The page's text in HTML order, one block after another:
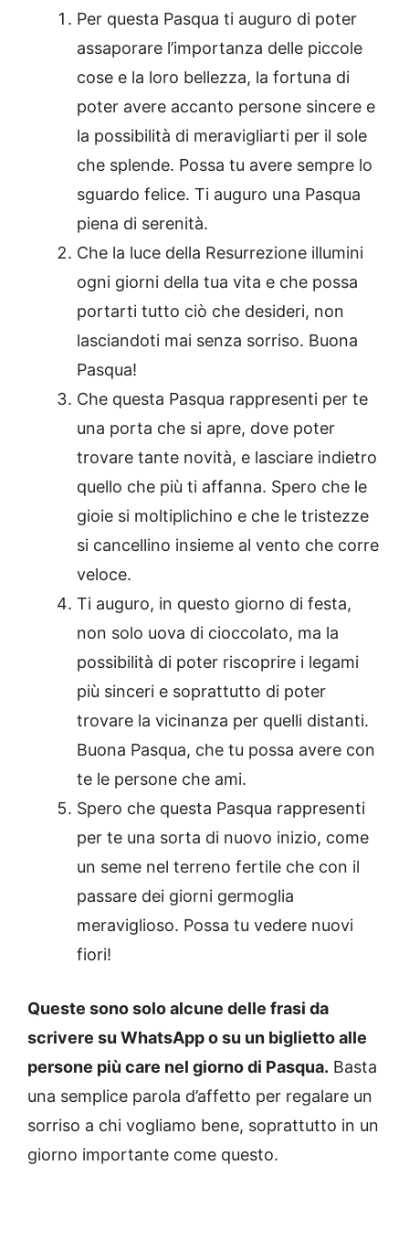
Per questa Pasqua ti auguro di poter
assaporare l’importanza delle piccole
cose e la loro bellezza, la fortuna di
poter avere accanto persone sincere e
la possibilità di meravigliarti per il sole
che splende. Possa tu avere sempre lo
sguardo felice. Ti auguro una Pasqua
piena di serenità.
Che la luce della Resurrezione illumini
ogni giorni della tua vita e che possa
portarti tutto ciò che desideri, non
lasciandoti mai senza sorriso. Buona
Pasqua!
Che questa Pasqua rappresenti per te
una porta che si apre, dove poter
trovare tante novità, e lasciare indietro
quello che più ti affanna. Spero che le
gioie si moltiplichino e che le tristezze
si cancellino insieme al vento che corre
veloce.
Ti auguro, in questo giorno di festa,
non solo uova di cioccolato, ma la
possibilità di poter riscoprire i legami
più sinceri e soprattutto di poter
trovare la vicinanza per quelli distanti.
Buona Pasqua, che tu possa avere con
te le persone che ami.
Spero che questa Pasqua rappresenti
per te una sorta di nuovo inizio, come
un seme nel terreno fertile che con il
passare dei giorni germoglia
meraviglioso. Possa tu vedere nuovi
fiori!
Queste sono solo alcune delle frasi da
scrivere su WhatsApp o su un biglietto alle
persone più care nel giorno di Pasqua. Basta
una semplice parola d’affetto per regalare un
sorriso a chi vogliamo bene, soprattutto in un
giorno importante come questo.